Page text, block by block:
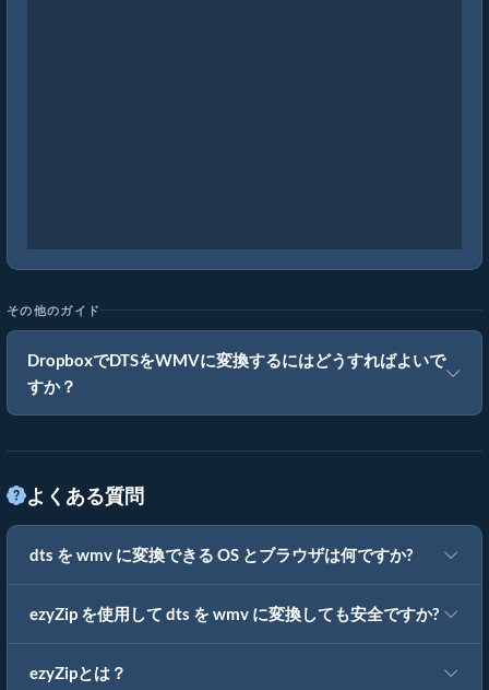
その他のガイド
DropboxでDTSをWMVに変換するにはどうすればよいで
すか？
よくある質問
dts を wmv に変換できる OS とブラウザは何ですか?
ezyZip を使用して dts を wmv に変換しても安全ですか?
ezyZipとは？